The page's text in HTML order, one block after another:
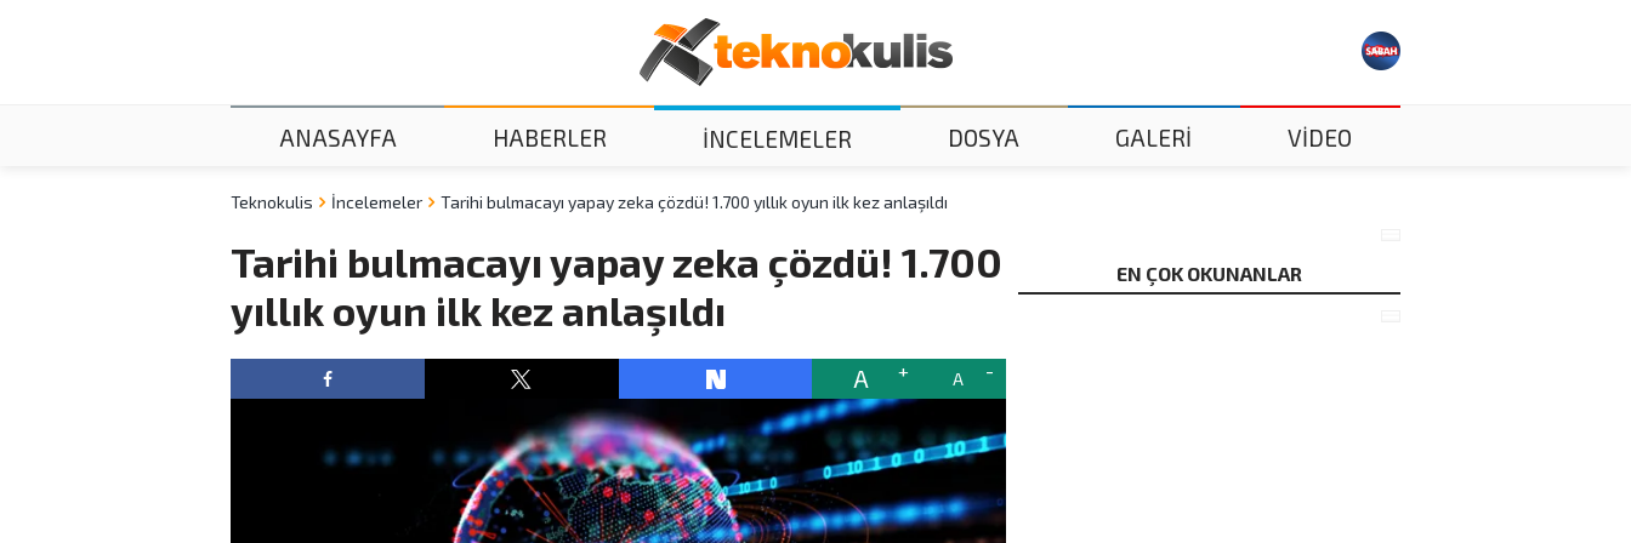
ANASAYFA HABERLER İNCELEMELER DOSYA GALERİ VİDEO
Teknokulis İncelemeler Tarihi bulmacayı yapay zeka çözdü! 1.700 yıllık oyun ilk kez anlaşıldı
Tarihi bulmacayı yapay zeka çözdü! 1.700
yıllık oyun ilk kez anlaşıldı
A A
EN ÇOK OKUNANLAR